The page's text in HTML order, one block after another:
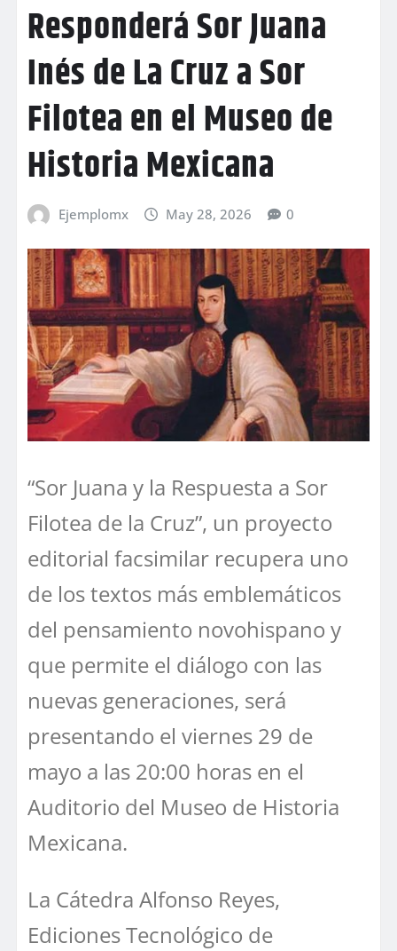
Responderá Sor Juana
Inés de La Cruz a Sor
Filotea en el Museo de
Historia Mexicana
Ejemplomx May 28, 2026 0
“Sor Juana y la Respuesta a Sor
Filotea de la Cruz”, un proyecto
editorial facsimilar recupera uno
de los textos más emblemáticos
del pensamiento novohispano y
que permite el diálogo con las
nuevas generaciones, será
presentando el viernes 29 de
mayo a las 20:00 horas en el
Auditorio del Museo de Historia
Mexicana.
La Cátedra Alfonso Reyes,
Ediciones Tecnológico de